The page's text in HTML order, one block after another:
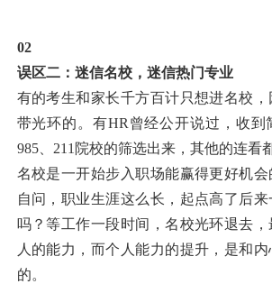
02
误区二：迷信名校，迷信热门专业
有的考生和家长千方百计只想进名校
带光环的。有HR曾经公开说过，收到
985、211院校的筛选出来，其他的连看
名校是一开始步入职场能赢得更好机
自问，职业生涯这么长，起点高了后
吗？等工作一段时间，名校光环退去
人的能力，而个人能力的提升，是和
的。